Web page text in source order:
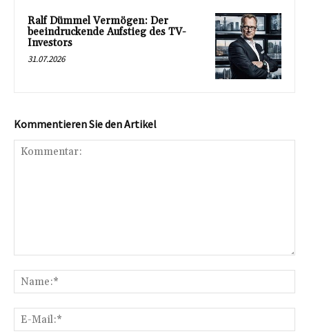
Ralf Dümmel Vermögen: Der
beeindruckende Aufstieg des TV-
Investors
31.07.2026
Kommentieren Sie den Artikel